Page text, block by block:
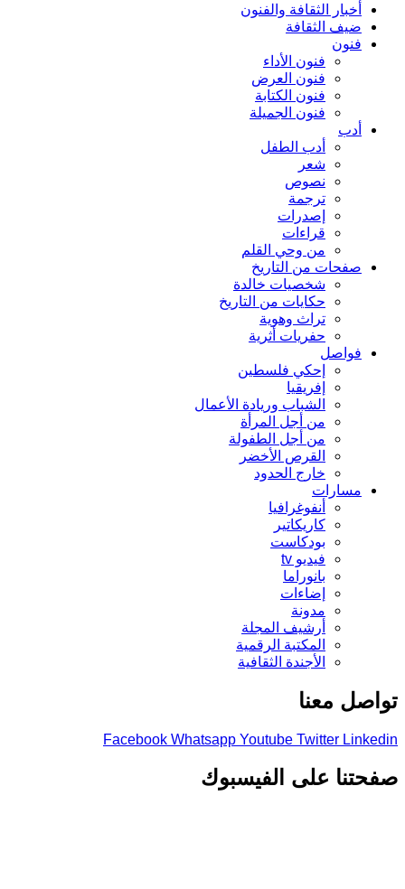
أخبار الثقافة والفنون
ضيف الثقافة
فنون
فنون الأداء
فنون العرض
فنون الكتابة
فنون الجميلة
أدب
أدب الطفل
شعر
نصوص
ترجمة
إصدرات
قراءات
من وحي القلم
صفحات من التاريخ
شخصيات خالدة
حكايات من التاريخ
تراث وهوية
حفريات أثرية
فواصل
إحكي فلسطين
إفريقيا
الشباب وريادة الأعمال
من أجل المرأة
من أجل الطفولة
القرص الأخضر
خارج الحدود
مسارات
أنفوغرافيا
كاريكاتير
بودكاست
فيديو tv
بانوراما
إضاءات
مدونة
أرشيف المجلة
المكتبة الرقمية
الأجندة الثقافية
تواصل معنا
Facebook Whatsapp Youtube Twitter Linkedin
صفحتنا على الفيسبوك